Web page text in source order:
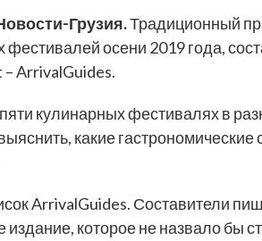
Грузия.Традиционный
осени 2019 года,
ArrivalGuides.
кулинарных фестивалях в
какие
ArrivalGuides. Составители
издание, которое не назвало бы